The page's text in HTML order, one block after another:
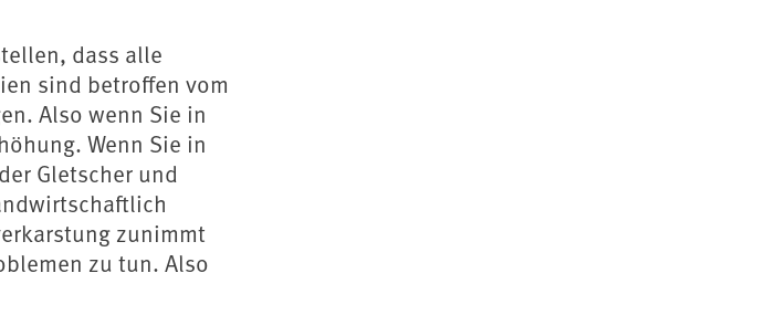
dass alle
sind betroffen vom
Also wenn Sie in
Wenn Sie in
Gletscher und
zunimmt
zu tun. Also